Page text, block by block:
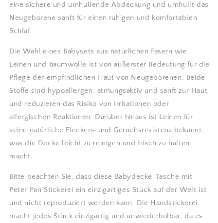
eine sichere und umhüllende Abdeckung und umhüllt das
Neugeborene sanft für einen ruhigen und komfortablen
Schlaf.
Die Wahl eines Babysets aus natürlichen Fasern wie
Leinen und Baumwolle ist von äußerster Bedeutung für die
Pflege der empfindlichen Haut von Neugeborenen. Beide
Stoffe sind hypoallergen, atmungsaktiv und sanft zur Haut
und reduzieren das Risiko von Irritationen oder
allergischen Reaktionen. Darüber hinaus ist Leinen für
seine natürliche Flecken- und Geruchsresistenz bekannt,
was die Decke leicht zu reinigen und frisch zu halten
macht.
Bitte beachten Sie, dass diese Babydecke-Tasche mit
Peter Pan Stickerei ein einzigartiges Stück auf der Welt ist
und nicht reproduziert werden kann. Die Handstickerei
macht jedes Stück einzigartig und unwiederholbar, da es